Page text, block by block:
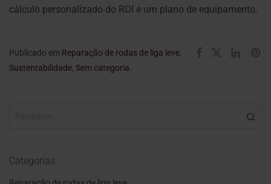
cálculo personalizado do ROI e um plano de equipamento.
Publicado em Reparação de rodas de liga leve,
Sustentabilidade, Sem categoria
Categorias